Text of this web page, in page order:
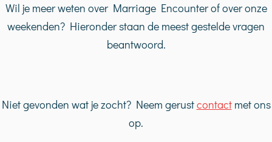
Wil je meer weten over Marriage Encounter of over onze
weekenden? Hieronder staan de meest gestelde vragen
beantwoord.
Niet gevonden wat je zocht? Neem gerustcontactmet ons
op.